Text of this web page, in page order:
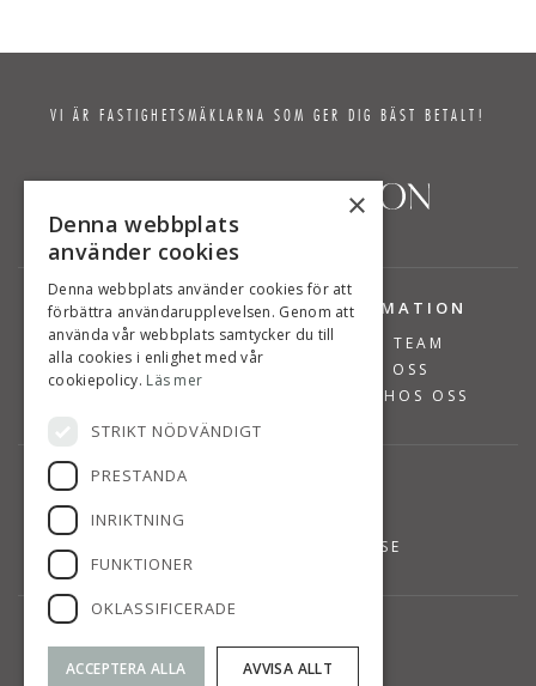
VI ÄR FASTIGHETSMÄKLARNA SOM GER DIG BÄST BETALT!
TJÄNSTER
BOSTÄDER TILL SALU
SÄLJA BOSTAD
VÄRDERA BOSTAD
INFORMATION
VÅRT TEAM
OM OSS
JOBBA HOS OSS
INFO@SUSANNEPERSSON.SE
SVÄRDVÄGEN 7
×
Denna webbplats
använder cookies
Denna webbplats använder cookies för att
förbättra användarupplevelsen. Genom att
använda vår webbplats samtycker du till
alla cookies i enlighet med vår
cookiepolicy. Läs mer
STRIKT NÖDVÄNDIGT
PRESTANDA
INRIKTNING
FUNKTIONER
OKLASSIFICERADE
ACCEPTERA ALLA AVVISA ALLT